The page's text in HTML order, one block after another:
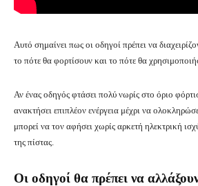
Αυτό σημαίνει πως οι οδηγοί πρέπει να
το πότε θα φορτίσουν και το πότε θα
Αν ένας οδηγός φτάσει πολύ νωρίς στο όριο
ανακτήσει επιπλέον ενέργεια μέχρι να
μπορεί να τον αφήσει χωρίς αρκετή ηλεκτρική
της πίστας.
Οι οδηγοί θα πρέπει να